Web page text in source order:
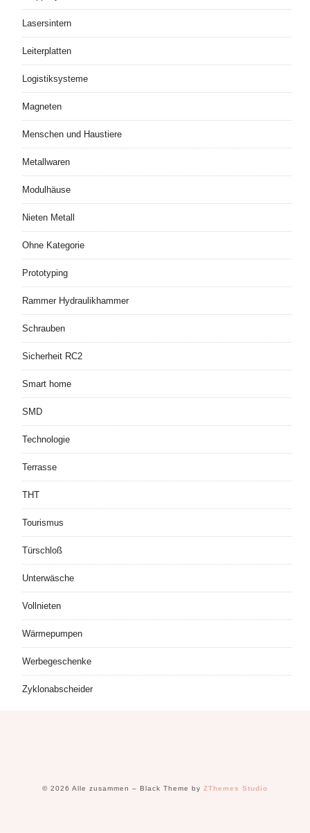
Lasersintern
Leiterplatten
Logistiksysteme
Magneten
Menschen und Haustiere
Metallwaren
Modulhäuse
Nieten Metall
Ohne Kategorie
Prototyping
Rammer Hydraulikhammer
Schrauben
Sicherheit RC2
Smart home
SMD
Technologie
Terrasse
THT
Tourismus
Türschloß
Unterwäsche
Vollnieten
Wärmepumpen
Werbegeschenke
Zyklonabscheider
© 2026 Alle zusammen – Black Theme by ZThemes Studio